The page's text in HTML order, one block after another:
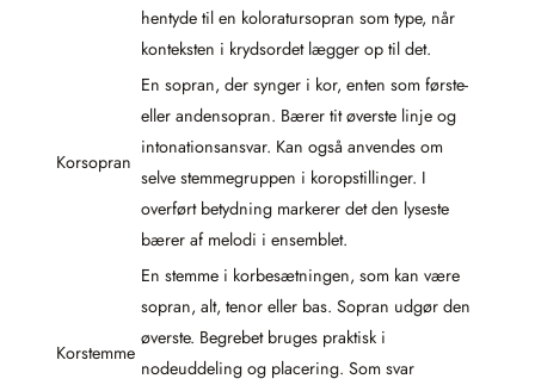
hentyde til en koloratursopran som type, når
konteksten i krydsordet lægger op til det.
Korsopran
En sopran, der synger i kor, enten som første-
eller andensopran. Bærer tit øverste linje og
intonationsansvar. Kan også anvendes om
selve stemmegruppen i koropstillinger. I
overført betydning markerer det den lyseste
bærer af melodi i ensemblet.
Korstemme
En stemme i korbesætningen, som kan være
sopran, alt, tenor eller bas. Sopran udgør den
øverste. Begrebet bruges praktisk i
nodeuddeling og placering. Som svar